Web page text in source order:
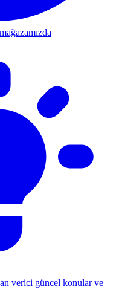
verici güncel konular ve